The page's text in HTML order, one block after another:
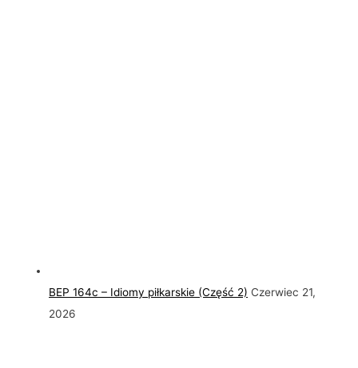
BEP 164c – Idiomy piłkarskie (Część 2) Czerwiec 21,
2026